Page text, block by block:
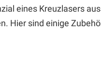
eines Kreuzlasers
Hier sind einige